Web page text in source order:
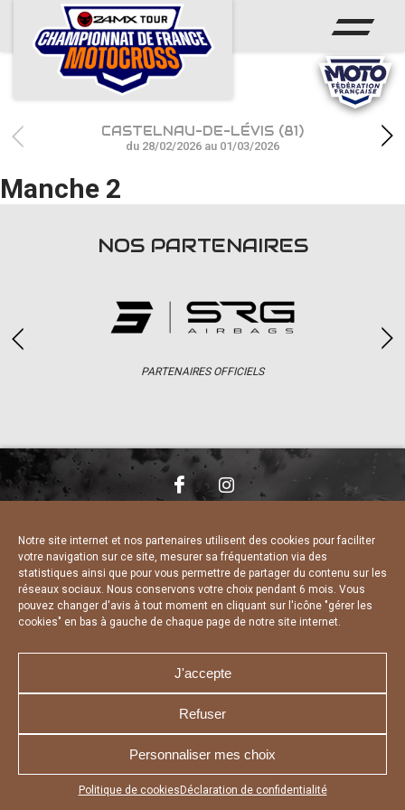
Notre site internet et nos partenaires utilisent des cookies pour faciliter
votre navigation sur ce site, mesurer sa fréquentation via des
statistiques ainsi que pour vous permettre de partager du contenu sur les
réseaux sociaux. Nous conservons votre choix pendant 6 mois. Vous
pouvez changer d'avis à tout moment en cliquant sur l'icône "gérer les
cookies" en bas à gauche de chaque page de notre site internet.
J'accepte
Refuser
Personnaliser mes choix
Politique de cookies Déclaration de confidentialité
Appuyez sur le bouton partager en bas de votre
ACCUEIL
ACTUS
CALENDRIER
RÉSULTATS
PHOTOS / WEB TV
CASTELNAU-DE-LÉVIS (81)
du 28/02/2026 au 01/03/2026
Manche 2
NOS PARTENAIRES
PARTENAIRES OFFICIELS
CHARTE DE CONFIDENTIALITÉ
DÉCLARATION DE CONFIDENTIALITÉ
POLITIQUE D’UTILISATION DES COOKIES
RÉALISÉ PAR L’AGENCE WEB A3 WEB